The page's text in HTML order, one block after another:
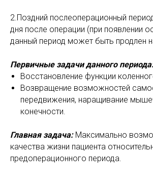
2.Поздний послеоперационный
дня после операции (при появлении
данный период может быть продлен
Первичные задачи данного
Восстановление функции
Возвращение возможностей
передвижения, наращивание
конечности.
Главная задача: Максимально
качества жизни пациента
предоперационного периода.